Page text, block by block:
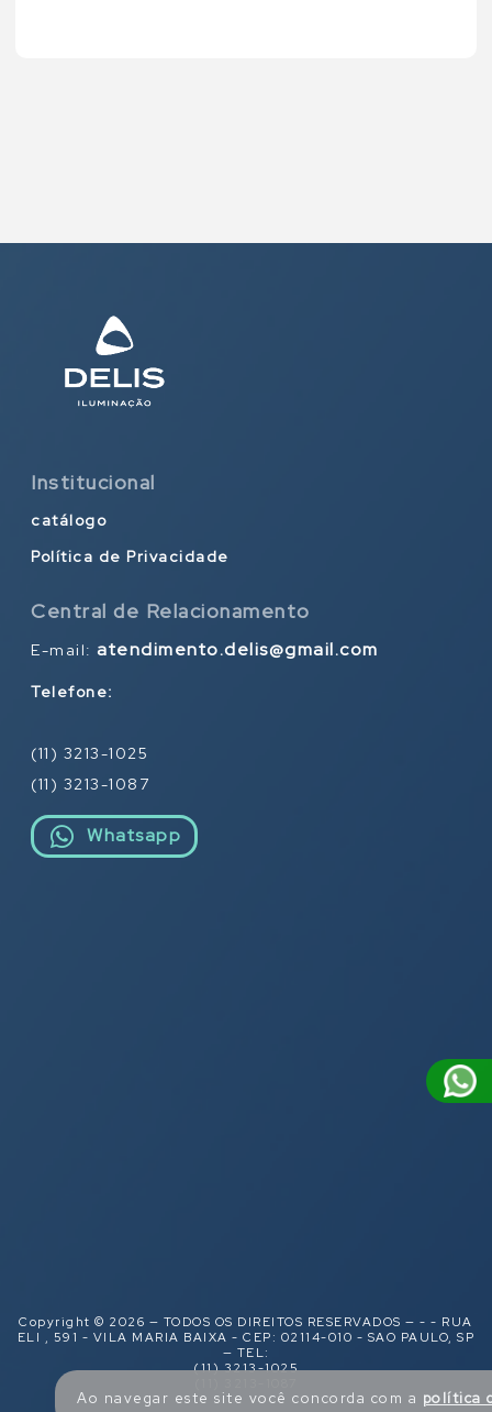
Institucional
catálogo
Política de Privacidade
Central de Relacionamento
E-mail: atendimento.delis@gmail.com
Telefone:
(11) 3213-1025
(11) 3213-1087
Whatsapp
Copyright © 2026 — TODOS OS DIREITOS RESERVADOS — - - RUA
ELI , 591 - VILA MARIA BAIXA - CEP: 02114-010 - SAO PAULO, SP
— TEL:
(11) 3213-1025
Ao navegar este site você concorda com a política